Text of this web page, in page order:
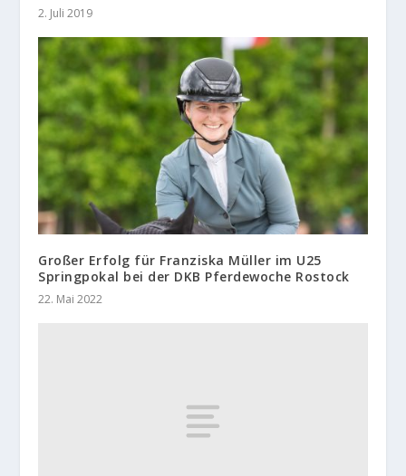
2. Juli 2019
Großer Erfolg für Franziska Müller im U25
Springpokal bei der DKB Pferdewoche Rostock
22. Mai 2022